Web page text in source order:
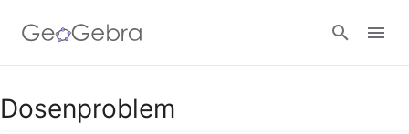
Google Classroom
Dosenproblem